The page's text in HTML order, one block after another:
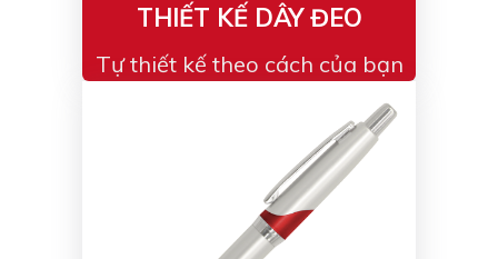
THIẾT KẾ DÂY ĐEO
Tự thiết kế theo cách của bạn